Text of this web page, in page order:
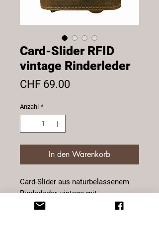
Card-Slider RFID
vintage Rinderleder
CHF 69.00
Anzahl *
In den Warenkorb
Card-Slider aus naturbelassenem
Rinderleder, vintage mit
herausnehmbarem Alucase, RFID